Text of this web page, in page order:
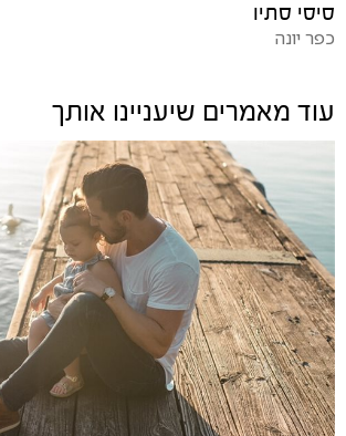
סיסי סתיו
כפר יונה
עוד מאמרים שיעניינו אותך